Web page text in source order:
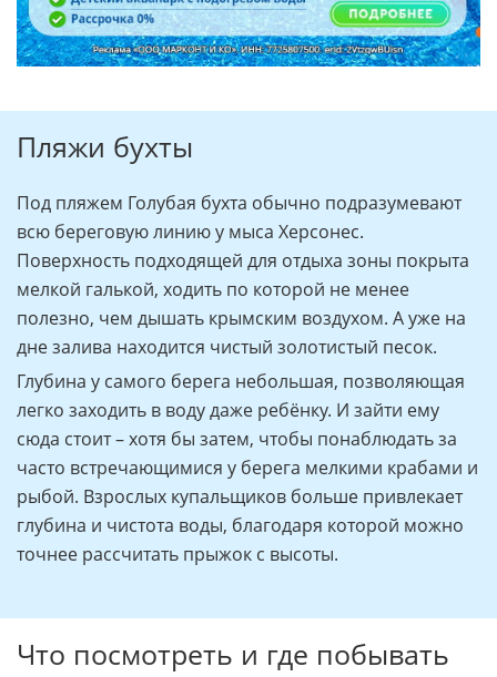
Пляжи бухты
Под пляжем Голубая бухта обычно подразумевают
всю береговую линию у мыса Херсонес.
Поверхность подходящей для отдыха зоны покрыта
мелкой галькой, ходить по которой не менее
полезно, чем дышать крымским воздухом. А уже на
дне залива находится чистый золотистый песок.
Глубина у самого берега небольшая, позволяющая
легко заходить в воду даже ребёнку. И зайти ему
сюда стоит – хотя бы затем, чтобы понаблюдать за
часто встречающимися у берега мелкими крабами и
рыбой. Взрослых купальщиков больше привлекает
глубина и чистота воды, благодаря которой можно
точнее рассчитать прыжок с высоты.
Что посмотреть и где побывать